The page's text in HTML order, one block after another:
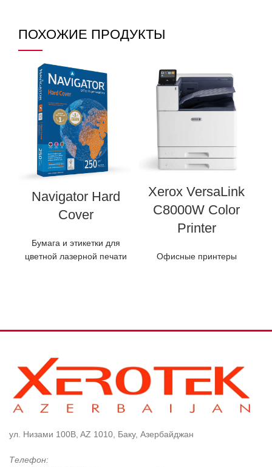
ПОХОЖИЕ ПРОДУКТЫ
Navigator Hard
Cover
Бумага и этикетки для
цветной лазерной печати
Xerox VersaLink
C8000W Color
Printer
Офисные принтеры
ул. Низами 100B, AZ 1010, Баку, Азербайджан
Телефон: